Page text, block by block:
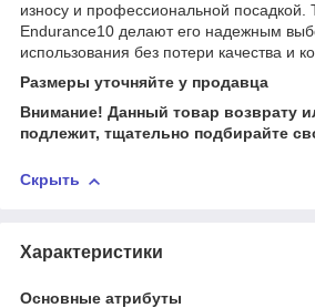
износу и профессиональной посадкой.
Endurance10 делают его надежным
использования без потери качества и
Размеры уточняйте у продавца
Внимание! Данный товар возврату
подлежит, тщательно подбирайте
Скрыть
Характеристики
Основные атрибуты